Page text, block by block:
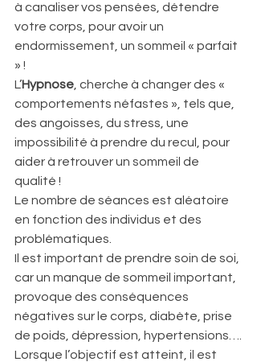
à canaliser vos pensées, détendre
votre corps, pour avoir un
endormissement, un sommeil « parfait
» !
L’Hypnose , cherche à changer des «
comportements néfastes », tels que,
des angoisses, du stress, une
impossibilité à prendre du recul, pour
aider à retrouver un sommeil de
qualité !
Le nombre de séances est aléatoire
en fonction des individus et des
problématiques.
Il est important de prendre soin de soi,
car un manque de sommeil important,
provoque des conséquences
négatives sur le corps, diabète, prise
de poids, dépression, hypertensions….
Lorsque l’objectif est atteint, il est